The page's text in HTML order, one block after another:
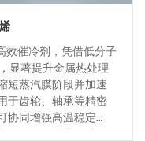
效催冷剂，凭借低分子
显著提升金属热处理
短蒸汽膜阶段并加速
于齿轮、轴承等精密
协同增强高温稳定
，T-603兼具低粘